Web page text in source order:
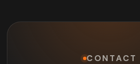
CONTACT